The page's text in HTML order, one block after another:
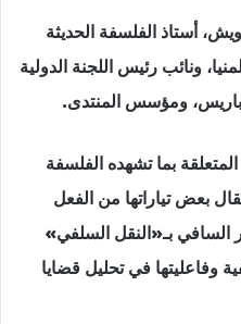
أستاذ الفلسفة الحديثة
ونائب رئيس اللجنة الدولية
– باريس، ومؤسس المنتدى.
بما تشهده الفلسفة
بعض تياراتها من الفعل
السافي بـ«النقل السلفي»
وفاعليتها في تحليل قضايا